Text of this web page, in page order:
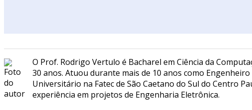
O Prof. Rodrigo Vertulo é Bacharel em Ciência da
30 anos. Atuou durante mais de 10 anos como
Universitário na Fatec de São Caetano do Sul do Centro
experiência em projetos de Engenharia Eletrônica.